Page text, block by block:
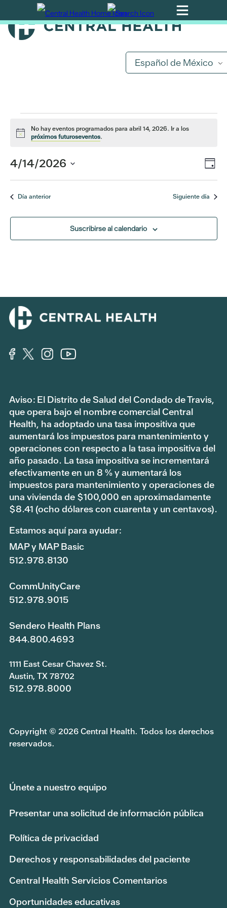
al
contenido
Español de México
abril
14,
2026
Aviso
No hay eventos programados para abril 14, 2026. Ir a los
próximos futuroseventos.
de
de
Día
4/14/2026
Día anterior Siguiente día
Suscribirse al calendario
Aviso: El Distrito de Salud del Condado de Travis,
que opera bajo el nombre comercial Central
Health, ha adoptado una tasa impositiva que
aumentará los impuestos para mantenimiento y
operaciones con respecto a la tasa impositiva del
año pasado. La tasa impositiva se incrementará
efectivamente en un 8 % y aumentará los
impuestos para mantenimiento y operaciones de
una vivienda de $100,000 en aproximadamente
$8.41 (ocho dólares con cuarenta y un centavos).
Estamos aquí para ayudar:
MAP y MAP Basic
512.978.8130
CommUnityCare
512.978.9015
Sendero Health Plans
844.800.4693
1111 East Cesar Chavez St.
Austin, TX 78702
512.978.8000
Copyright © 2026 Central Health. Todos los derechos
reservados.
Únete a nuestro equipo
Presentar una solicitud de información pública
Política de privacidad
Derechos y responsabilidades del paciente
Central Health Servicios Comentarios
Oportunidades educativas